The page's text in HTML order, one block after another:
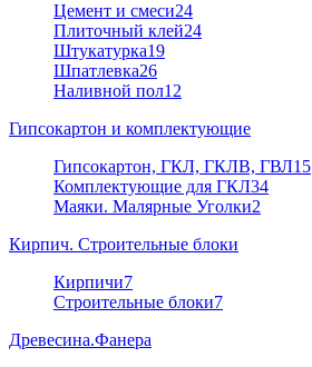
Цемент и смеси24
Плиточный клей24
Штукатурка19
Шпатлевка26
Наливной пол12
Гипсокартон и комплектующие
Гипсокартон, ГКЛ, ГКЛВ, ГВЛ15
Комплектующие для ГКЛ34
Маяки. Малярные Уголки2
Кирпич. Строительные блоки
Кирпичи7
Строительные блоки7
Древесина.Фанера